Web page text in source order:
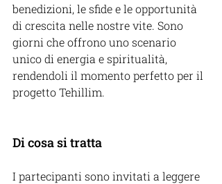
benedizioni, le sfide e le opportunità
di crescita nelle nostre vite. Sono
giorni che offrono uno scenario
unico di energia e spiritualità,
rendendoli il momento perfetto per il
progetto Tehillim.
Di cosa si tratta
I partecipanti sono invitati a leggere